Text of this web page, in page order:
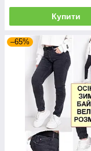
Купити
–65%